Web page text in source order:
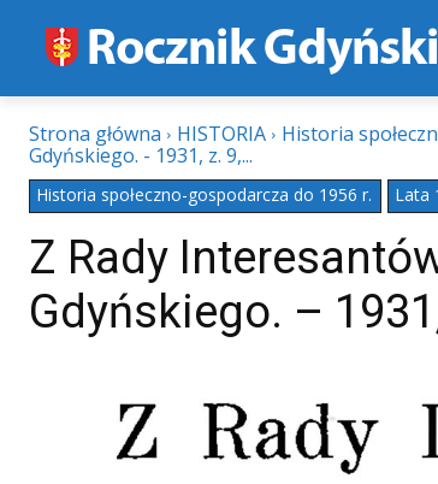
Strona główna HISTORIA Historia
Gdyńskiego. - 1931, z. 9,...
Historia społeczno-gospodarcza do 1956 r. Lata
Z Rady
Gdyńskiego. –